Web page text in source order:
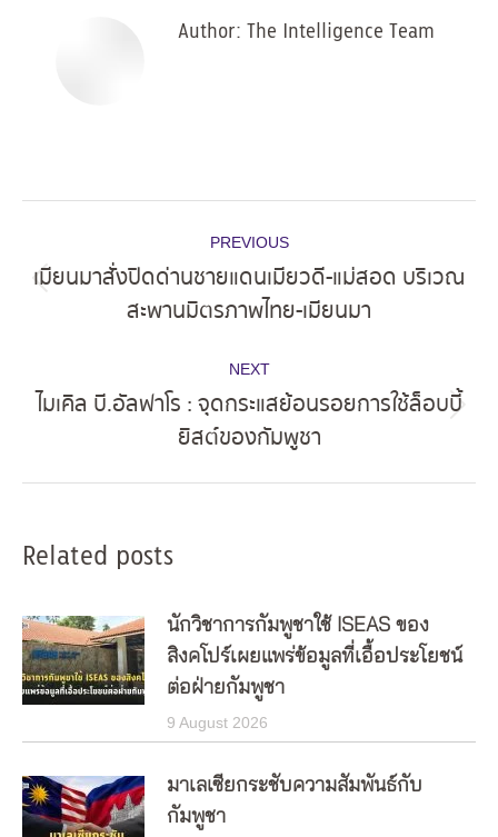
Author: The Intelligence Team
navigation
PREVIOUS
Previous
post:
เมียนมาสั่งปิดด่านชายแดนเมียวดี-แม่สอด บริเวณ
สะพานมิตรภาพไทย-เมียนมา
NEXT
post:
ไมเคิล บี.อัลฟาโร : จุดกระแสย้อนรอยการใช้ล็อบบี้
ยิสต์ของกัมพูชา
Related posts
นักวิชาการกัมพูชาใช้ ISEAS ของ
สิงคโปร์เผยแพร่ข้อมูลที่เอื้อประโยชน์
ต่อฝ่ายกัมพูชา
9 August 2026
มาเลเซียกระชับความสัมพันธ์กับ
กัมพูชา